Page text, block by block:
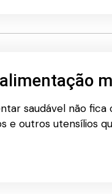
saudável não
e outros utensílios